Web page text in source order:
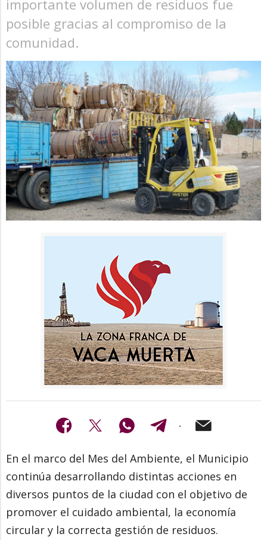
importante volumen de residuos fue
posible gracias al compromiso de la
comunidad.
En el marco del Mes del Ambiente, el Municipio
continúa desarrollando distintas acciones en
diversos puntos de la ciudad con el objetivo de
promover el cuidado ambiental, la economía
circular y la correcta gestión de residuos.